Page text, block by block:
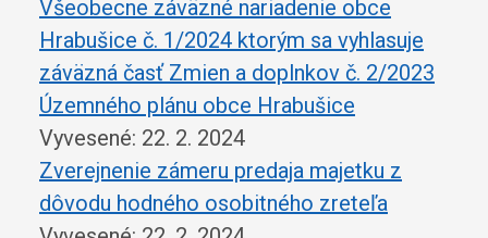
Všeobecne záväzné nariadenie obce
Hrabušice č. 1/2024 ktorým sa vyhlasuje
záväzná časť Zmien a doplnkov č. 2/2023
Územného plánu obce Hrabušice
Vyvesené: 22. 2. 2024
Zverejnenie zámeru predaja majetku z
dôvodu hodného osobitného zreteľa